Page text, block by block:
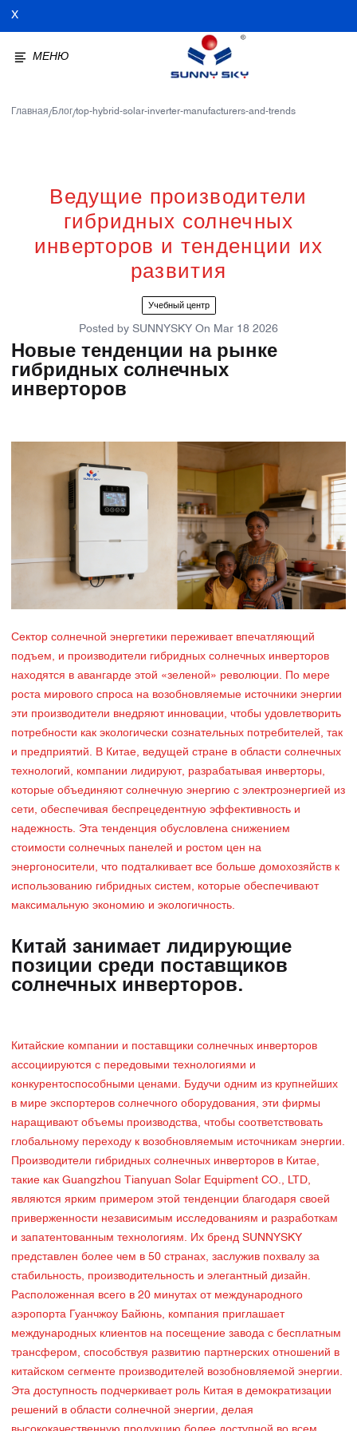
X
МЕНЮ
Главная/Блог/top-hybrid-solar-inverter-manufacturers-and-trends
Ведущие производители
гибридных солнечных
инверторов и тенденции их
развития
Учебный центр
Posted by SUNNYSKY On Mar 18 2026
Новые тенденции на рынке
гибридных солнечных
инверторов
Сектор солнечной энергетики переживает впечатляющий
подъем, и производители гибридных солнечных инверторов
находятся в авангарде этой «зеленой» революции. По мере
роста мирового спроса на возобновляемые источники энергии
эти производители внедряют инновации, чтобы удовлетворить
потребности как экологически сознательных потребителей, так
и предприятий. В Китае, ведущей стране в области солнечных
технологий, компании лидируют, разрабатывая инверторы,
которые объединяют солнечную энергию с электроэнергией из
сети, обеспечивая беспрецедентную эффективность и
надежность. Эта тенденция обусловлена ​​снижением
стоимости солнечных панелей и ростом цен на
энергоносители, что подталкивает все больше домохозяйств к
использованию гибридных систем, которые обеспечивают
максимальную экономию и экологичность.
Китай занимает лидирующие
позиции среди поставщиков
солнечных инверторов.
Китайские компании и поставщики солнечных инверторов
ассоциируются с передовыми технологиями и
конкурентоспособными ценами. Будучи одним из крупнейших
в мире экспортеров солнечного оборудования, эти фирмы
наращивают объемы производства, чтобы соответствовать
глобальному переходу к возобновляемым источникам энергии.
Производители гибридных солнечных инверторов в Китае,
такие как Guangzhou Tianyuan Solar Equipment CO., LTD,
являются ярким примером этой тенденции благодаря своей
приверженности независимым исследованиям и разработкам
и запатентованным технологиям. Их бренд SUNNYSKY
представлен более чем в 50 странах, заслужив похвалу за
стабильность, производительность и элегантный дизайн.
Расположенная всего в 20 минутах от международного
аэропорта Гуанчжоу Байюнь, компания приглашает
международных клиентов на посещение завода с бесплатным
трансфером, способствуя развитию партнерских отношений в
китайском сегменте производителей возобновляемой энергии.
Эта доступность подчеркивает роль Китая в демократизации
решений в области солнечной энергии, делая